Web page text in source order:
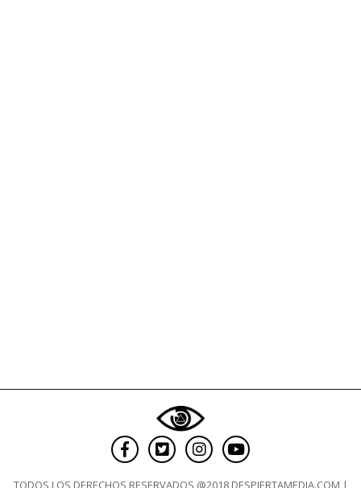
TODOS LOS DERECHOS RESERVADOS @2018 DESPIERTAMEDIA.COM |